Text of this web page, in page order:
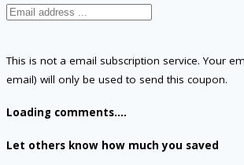
This is not a email subscription service. Your
email) will only be used to send this coupon.
Loading comments....
Let others know how much you saved